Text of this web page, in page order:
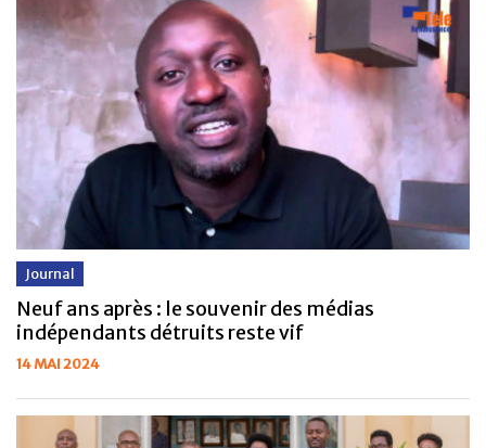
Journal
Neuf ans après : le souvenir des médias
indépendants détruits reste vif
14 MAI 2024